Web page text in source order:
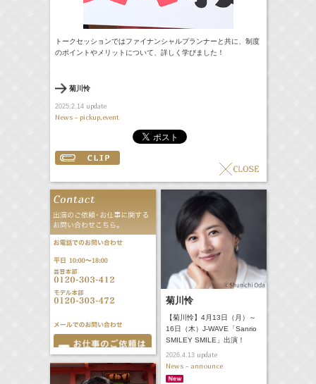
トークセッションではファイナンシャルプランナーと共に、制度
のポイントやメリットについて、詳しく学びました！
菊川怜
2025.2.14update
News - pickup,event
菊川怜
【菊川怜】4月13日（月）～
16日（木）J-WAVE「Sanrio
SMILEY SMILE」出演！
2026.4.13update
News - announce